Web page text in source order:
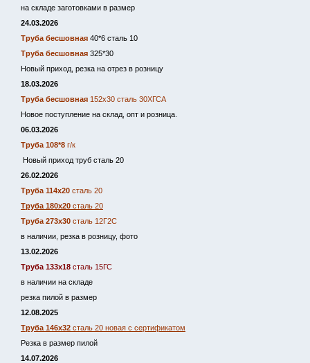
на складе заготовками в размер
24.03.2026
Труба бесшовная 40*6 сталь 10
Труба бесшовная 325*30
Новый приход, резка на отрез в розницу
18.03.2026
Труба бесшовная 152х30 сталь 30ХГСА
Новое поступление на склад, опт и розница.
06.03.2026
Труба 108*8 г/к
Новый приход труб сталь 20
26.02.2026
Труба 114х20 сталь 20
Труба 180х20 сталь 20
Труба 273х30 сталь 12Г2С
в наличии, резка в розницу, фото
13.02.2026
Труба 133х18 сталь 15ГС
в наличии на складе
резка пилой в размер
12.08.2025
Труба 146х32 сталь 20 новая с сертификатом
Резка в размер пилой
14.07.2026